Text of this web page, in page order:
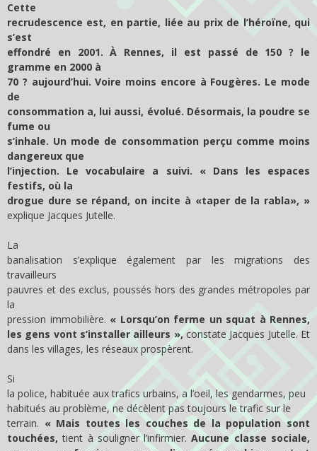
Cette
recrudescence est, en partie, liée au prix de l’héroïne, qui
s’est
effondré en 2001. À Rennes, il est passé de 150 ? le
gramme en 2000 à
70 ? aujourd’hui. Voire moins encore à Fougères. Le mode
de
consommation a, lui aussi, évolué. Désormais, la poudre se
fume ou
s’inhale. Un mode de consommation perçu comme moins
dangereux que
l’injection. Le vocabulaire a suivi. « Dans les espaces
festifs, où la
drogue dure se répand, on incite à «taper de la rabla», »
explique Jacques Jutelle.
La
banalisation s’explique également par les migrations des
travailleurs
pauvres et des exclus, poussés hors des grandes métropoles par
la
pression immobilière. « Lorsqu’on ferme un squat à Rennes,
les gens vont s’installer ailleurs »,constate Jacques Jutelle. Et
dans les villages, les réseaux prospèrent.
Si
la police, habituée aux trafics urbains, a l’oeil, les gendarmes, peu
habitués au problème, ne décèlent pas toujours le trafic sur le
terrain. « Mais toutes les couches de la population sont
touchées, tient à souligner l’infirmier.Aucune classe sociale,